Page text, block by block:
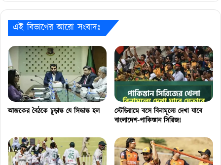
এই বিভাগের আরো সংবাদঃ
আজকের বৈঠকে চূড়ান্ত যে সিদ্ধান্ত হল
স্টেডিয়ামে বসে বিনামূল্যে দেখা যাবে
বাংলাদেশ-পাকিস্তান সিরিজ!